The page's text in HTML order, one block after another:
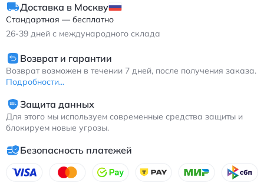
Доставка в Москву
Стандартная — бесплатно
26-39 дней с международного склада
Возврат и гарантии
Возврат возможен в течении 7 дней, после получения заказа.
Подробности...
Защита данных
Для этого мы используем современные средства защиты и
блокируем новые угрозы.
Безопасность платежей